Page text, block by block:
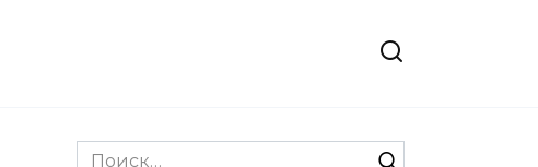
Search